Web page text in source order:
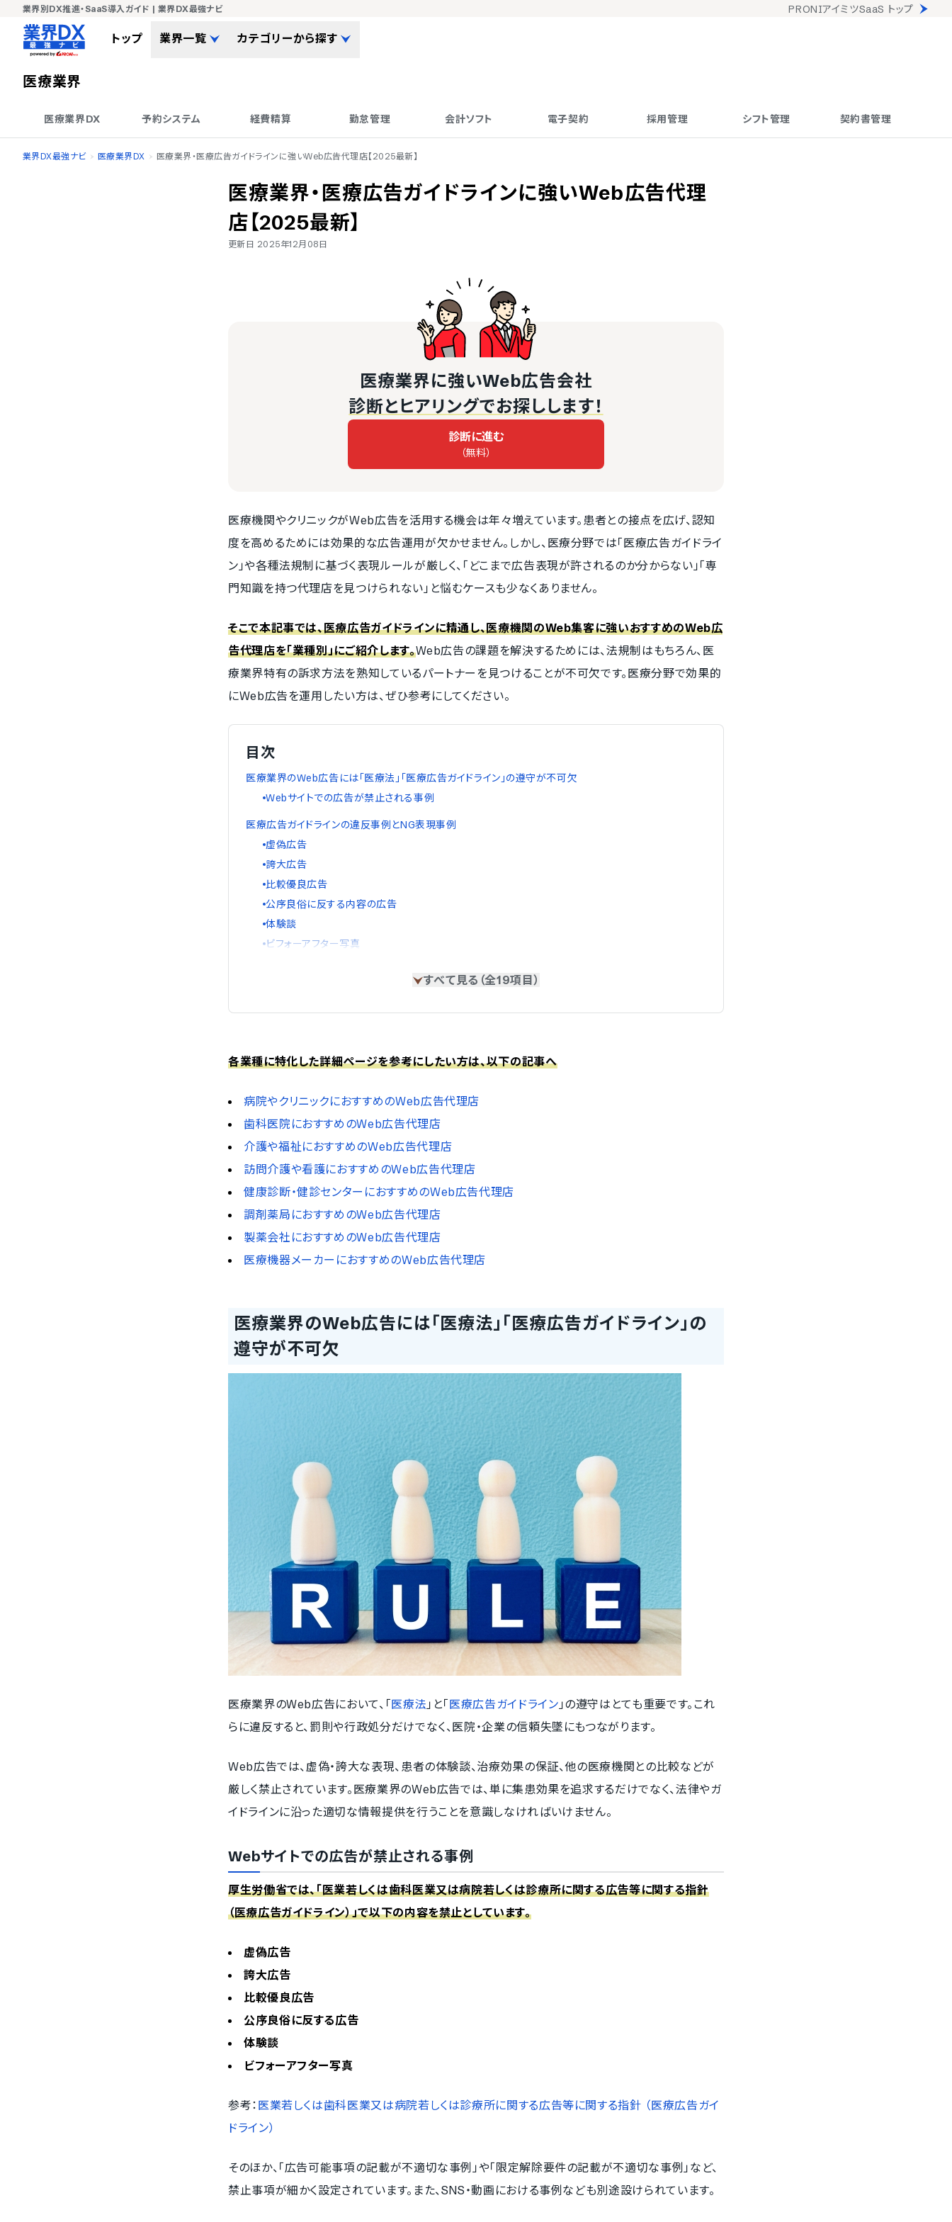
業界別DX推進・SaaS導入ガイド | 業界DX最強ナビ PRONIアイミツSaaS トップ
トップ 業界一覧 カテゴリーから探す
医療業界
医療業界DX 予約システム 経費精算 勤怠管理 会計ソフト 電子契約 採用管理 シフト管理 契約書管理
業界DX最強ナビ 医療業界DX 医療業界・医療広告ガイドラインに強いWeb広告代理店【2025最新】
医療業界・医療広告ガイドラインに強いWeb広告代理
店【2025最新】
更新日 2025年12月08日
医療業界に強いWeb広告会社
診断とヒアリングでお探しします！
診断に進む
（無料）
医療機関やクリニックがWeb広告を活用する機会は年々増えています。患者との接点を広げ、認知
度を高めるためには効果的な広告運用が欠かせません。しかし、医療分野では「医療広告ガイドライ
ン」や各種法規制に基づく表現ルールが厳しく、「どこまで広告表現が許されるのか分からない」「専
門知識を持つ代理店を見つけられない」と悩むケースも少なくありません。
そこで本記事では、医療広告ガイドラインに精通し、医療機関のWeb集客に強いおすすめのWeb広
告代理店を「業種別」にご紹介します。Web広告の課題を解決するためには、法規制はもちろん、医
療業界特有の訴求方法を熟知しているパートナーを見つけることが不可欠です。医療分野で効果的
にWeb広告を運用したい方は、ぜひ参考にしてください。
目次
医療業界のWeb広告には「医療法」「医療広告ガイドライン」の遵守が不可欠
Webサイトでの広告が禁止される事例
医療広告ガイドラインの違反事例とNG表現事例
虚偽広告
誇大広告
比較優良広告
公序良俗に反する内容の広告
体験談
ビフォーアフター写真
すべて見る（全19項目）
各業種に特化した詳細ページを参考にしたい方は、以下の記事へ
病院やクリニックにおすすめのWeb広告代理店
歯科医院におすすめのWeb広告代理店
介護や福祉におすすめのWeb広告代理店
訪問介護や看護におすすめのWeb広告代理店
健康診断・健診センターにおすすめのWeb広告代理店
調剤薬局におすすめのWeb広告代理店
製薬会社におすすめのWeb広告代理店
医療機器メーカーにおすすめのWeb広告代理店
医療業界のWeb広告には「医療法」「医療広告ガイドライン」の
遵守が不可欠
医療業界のWeb広告において、「医療法」と「医療広告ガイドライン」の遵守はとても重要です。これ
らに違反すると、罰則や行政処分だけでなく、医院・企業の信頼失墜にもつながります。
Web広告では、虚偽・誇大な表現、患者の体験談、治療効果の保証、他の医療機関との比較などが
厳しく禁止されています。医療業界のWeb広告では、単に集患効果を追求するだけでなく、法律やガ
イドラインに沿った適切な情報提供を行うことを意識しなければいけません。
Webサイトでの広告が禁止される事例
厚生労働省では、「医業若しくは歯科医業又は病院若しくは診療所に関する広告等に関する指針
（医療広告ガイドライン）」で以下の内容を禁止としています。
虚偽広告
誇大広告
比較優良広告
公序良俗に反する広告
体験談
ビフォーアフター写真
参考： 医業若しくは歯科医業又は病院若しくは診療所に関する広告等に関する指針 （医療広告ガイ
ドライン）
そのほか、「広告可能事項の記載が不適切な事例」や「限定解除要件の記載が不適切な事例」など、
禁止事項が細かく設定されています。また、SNS・動画における事例なども別途設けられています。